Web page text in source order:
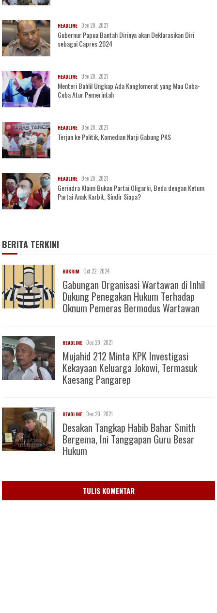
HEADLINE Dec 20, 2021
Gubernur Papua Bantah Dirinya akan Deklarasikan Diri
sebagai Capres 2024
HEADLINE Dec 20, 2021
Menteri Bahlil Ungkap Ada Konglomerat yang Mau Coba-
Coba Atur Pemerintah
HEADLINE Dec 20, 2021
Terjun ke Politik, Komedian Narji Gabung PKS
HEADLINE Dec 20, 2021
Gerindra Klaim Bukan Partai Oligarki, Beda dengan Ketum
Partai Anak Karbit, Sindir Siapa?
BERITA TERKINI
HUKRIM Oct 22, 2024
Gabungan Organisasi Wartawan di Inhil
Dukung Penegakan Hukum Terhadap
Oknum Pemeras Bermodus Wartawan
HEADLINE Dec 20, 2021
Mujahid 212 Minta KPK Investigasi
Kekayaan Keluarga Jokowi, Termasuk
Kaesang Pangarep
HEADLINE Dec 20, 2021
Desakan Tangkap Habib Bahar Smith
Bergema, Ini Tanggapan Guru Besar
Hukum
TULIS KOMENTAR